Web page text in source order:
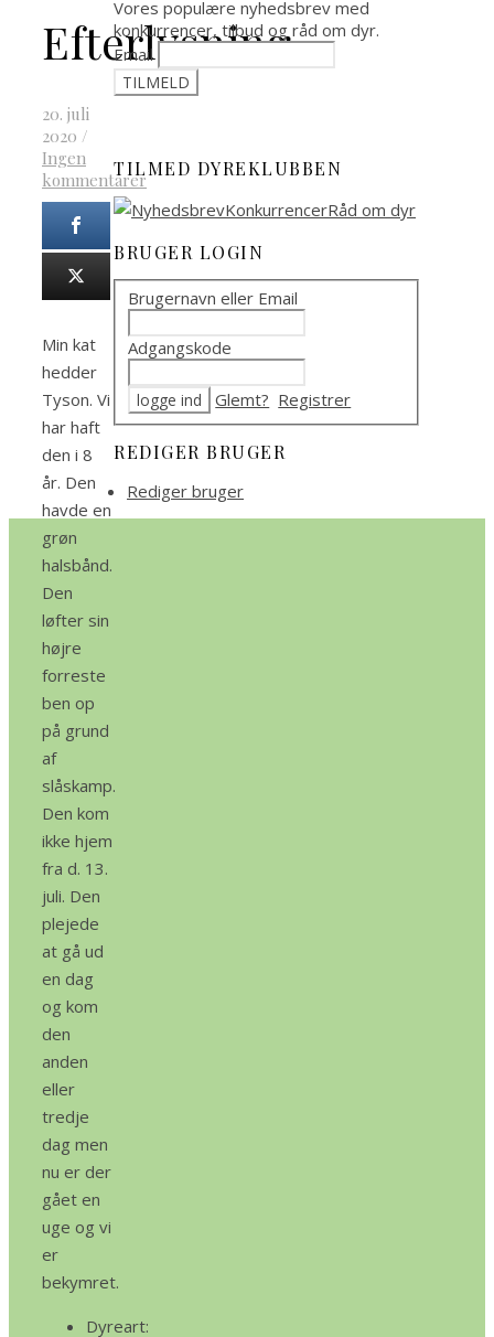
Efterlysning
20. juli
2020 /
Ingen
kommentarer
Min kat
hedder
Tyson. Vi
har haft
den i 8
år. Den
havde en
grøn
halsbånd.
Den
løfter sin
højre
forreste
ben op
på grund
af
slåskamp.
Den kom
ikke hjem
fra d. 13.
juli. Den
plejede
at gå ud
en dag
og kom
den
anden
eller
tredje
dag men
nu er der
gået en
uge og vi
er
bekymret.
Dyreart:
Vores populære nyhedsbrev med
konkurrencer, tilbud og råd om dyr.
Email
TILMED DYREKLUBBEN
BRUGER LOGIN
Brugernavn eller Email
Adgangskode
Glemt? Registrer
REDIGER BRUGER
Rediger bruger